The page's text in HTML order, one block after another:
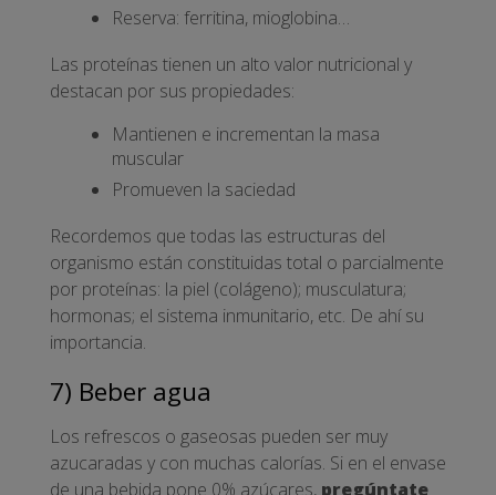
Reserva: ferritina, mioglobina…
Las proteínas tienen un alto valor nutricional y
destacan por sus propiedades:
Mantienen e incrementan la masa
muscular
Promueven la saciedad
Recordemos que todas las estructuras del
organismo están constituidas total o parcialmente
por proteínas: la piel (colágeno); musculatura;
hormonas; el sistema inmunitario, etc. De ahí su
importancia.
7) Beber agua
Los refrescos o gaseosas pueden ser muy
azucaradas y con muchas calorías. Si en el envase
de una bebida pone 0% azúcares, pregúntate